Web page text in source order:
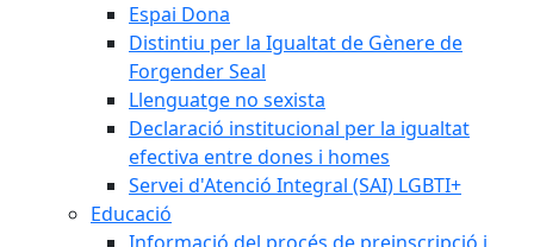
Espai Dona
Distintiu per la Igualtat de Gènere de
Forgender Seal
Llenguatge no sexista
Declaració institucional per la igualtat
efectiva entre dones i homes
Servei d'Atenció Integral (SAI) LGBTI+
Educació